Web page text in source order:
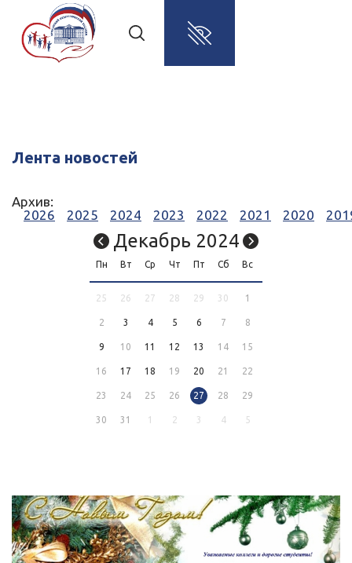
Лента новостей
Архив:
2026
2025 2024 2023 2022 2021 2020
Декабрь 2024
Пн Вт Ср Чт Пт Сб Вс
25 26 27 28 29 30 1
2 3 4 5 6 7 8
9 10 11 12 13 14 15
16 17 18 19 20 21 22
23 24 25 26 27 28 29
30 31 1 2 3 4 5